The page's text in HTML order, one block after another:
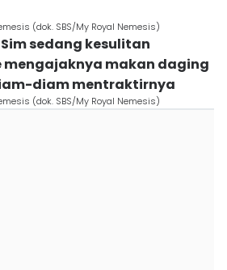
(dok. SBS/My Royal Nemesis)
sedang kesulitan
mengajaknya makan daging
diam mentraktirnya
(dok. SBS/My Royal Nemesis)